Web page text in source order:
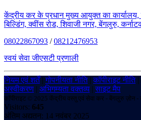
केंद्रीय कर के प्रधान मुख्य आयुक्त का
बिल्डिंग, क्वींस रोड, शिवाजी नगर, बेंगलुरु,
08022867093 /08212476953
स्वयं सेवा जीएसटी प्रणाली
नियम एवं शर्तें|गोपनीयता नीति|कॉपीराइट नीति|
अस्वीकरण | अभिगम्यता वक्तव्य |साइट मैप
कॉपीराइट © 2025 केंद्रीय वस्तु एवं सेवा कर - बेंगलुरु ज़ोन -
Visitors: 645
अंतिम अद्यतन: 14 नवंबर 2025